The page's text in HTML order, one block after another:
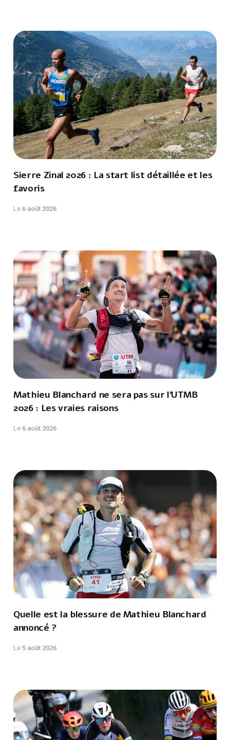
Sierre Zinal 2026 : La start list détaillée et les
favoris
Le 6 août 2026
Mathieu Blanchard ne sera pas sur l'UTMB
2026 : Les vraies raisons
Le 6 août 2026
Quelle est la blessure de Mathieu Blanchard
annoncé ?
Le5 août 2026